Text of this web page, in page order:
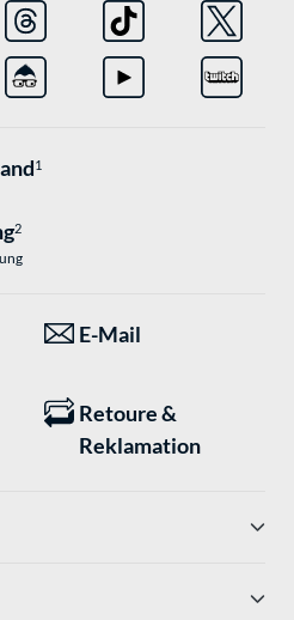
1
2
E-Mail
Retoure &
Reklamation